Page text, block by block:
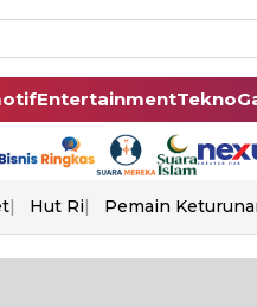
EntertainmentTekno
Hut Ri Pemain